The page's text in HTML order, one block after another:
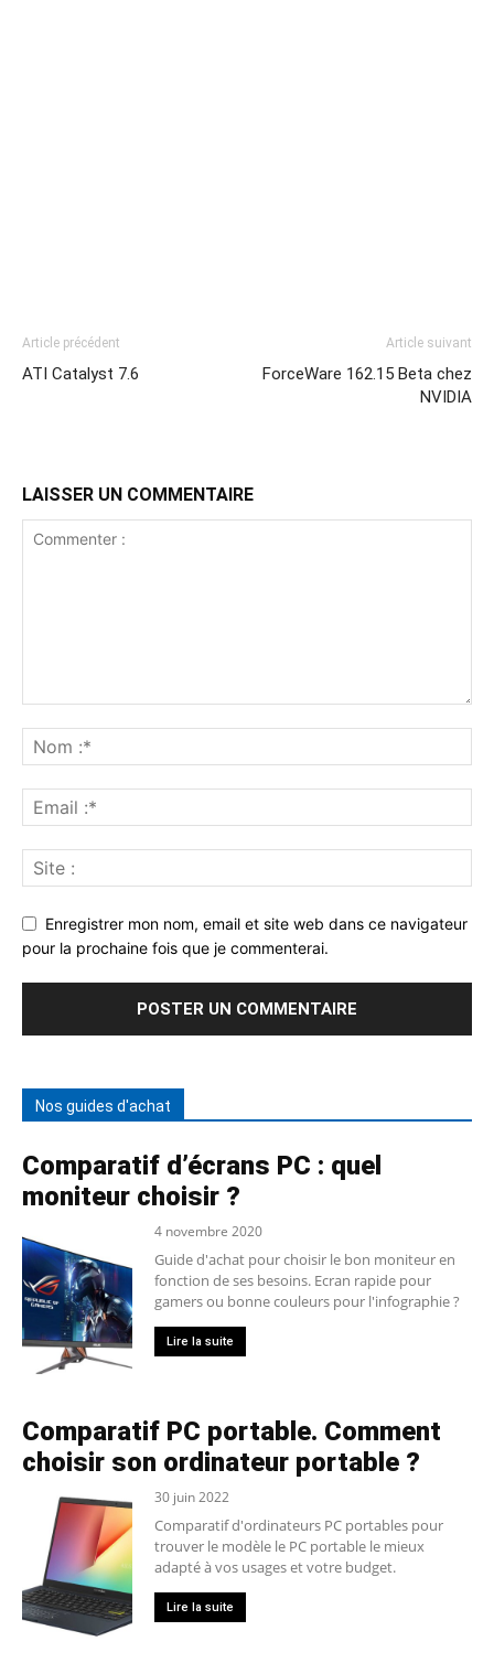
Article précédent
ATI Catalyst 7.6
Article suivant
ForceWare 162.15 Beta chez
NVIDIA
LAISSER UN COMMENTAIRE
Enregistrer mon nom, email et site web dans ce navigateur
pour la prochaine fois que je commenterai.
Nos guides d'achat
Comparatif d’écrans PC : quel
moniteur choisir ?
4 novembre 2020
Guide d'achat pour choisir le bon moniteur en
fonction de ses besoins. Ecran rapide pour
gamers ou bonne couleurs pour l'infographie ?
Lire la suite
Comparatif PC portable. Comment
choisir son ordinateur portable ?
30 juin 2022
Comparatif d'ordinateurs PC portables pour
trouver le modèle le PC portable le mieux
adapté à vos usages et votre budget.
Lire la suite